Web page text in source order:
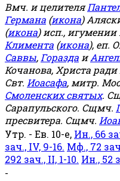
Вмч. и целителя
Германа (икона)
(икона) исп., игумении
Климента (икона), еп.
Саввы, Горазда и
Кочанова, Христа ради
Свт. Иоасафа, митр.
Смоленских святых.
Сарапульского. Сщмч.
пресвитера. Сщмч.
Утр. - Ев. 10-е, Ин., 66
зач., IV, 9-16. Мф., 72
292 зач., II, 1-10. Ин., 52
-